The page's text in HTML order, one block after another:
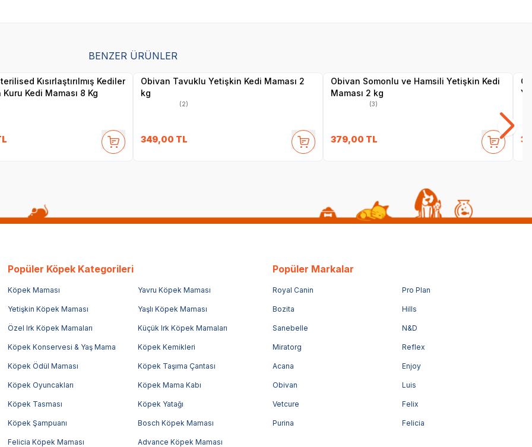
BENZER ÜRÜNLER
Kısırlaştırılmış Kediler
Kedi Maması 8 Kg
Obivan Tavuklu Yetişkin Kedi Maması 2
kg
(2)
349,00 TL
Obivan Somonlu ve Hamsili Yetişkin Kedi
Maması 2 kg
(3)
379,00 TL
Popüler Köpek Kategorileri
Köpek Maması Yavru Köpek Maması
Yetişkin Köpek Maması Yaşlı Köpek Maması
Özel Irk Köpek Mamaları Küçük Irk Köpek Mamaları
Köpek Konservesi & Yaş Mama Köpek Kemikleri
Köpek Ödül Maması Köpek Taşıma Çantası
Köpek Oyuncakları Köpek Mama Kabı
Köpek Tasması Köpek Yatağı
Köpek Şampuanı Bosch Köpek Maması
Felicia Köpek Maması Advance Köpek Maması
Popüler Markalar
Royal Canin Pro Plan
Bozita Hills
Sanebelle N&D
Miratorg Reflex
Acana Enjoy
Obivan Luis
Vetcure Felix
Purina Felicia